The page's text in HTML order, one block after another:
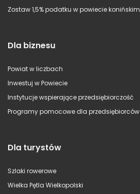
Zostaw 1,5% podatku w powiecie konińskim
Dla biznesu
Powiat w liczbach
Inwestuj w Powiecie
Instytucje wspierające przedsiębiorczość
Programy pomocowe dla przedsiębiorców
Dla turystów
Szlaki rowerowe
Wielka Pętla Wielkopolski